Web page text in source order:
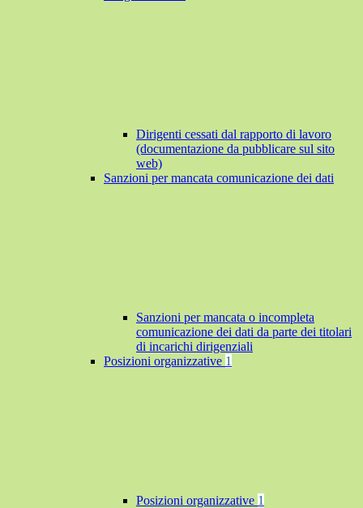
Dirigenti cessati dal rapporto di lavoro
(documentazione da pubblicare sul sito
web)
Sanzioni per mancata comunicazione dei dati
Sanzioni per mancata o incompleta
comunicazione dei dati da parte dei titolari
di incarichi dirigenziali
Posizioni organizzative 1
Posizioni organizzative 1